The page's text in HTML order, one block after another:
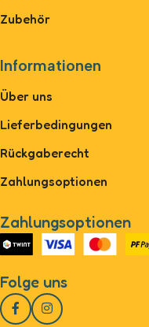
Zubehör
Informationen
Über uns
Lieferbedingungen
Rückgaberecht
Zahlungsoptionen
Zahlungsoptionen
Folge uns